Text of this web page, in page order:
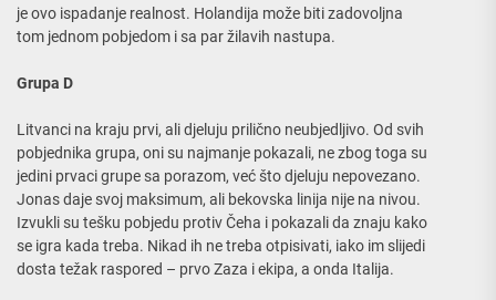
je ovo ispadanje realnost. Holandija može biti zadovoljna
tom jednom pobjedom i sa par žilavih nastupa.
Grupa D
Litvanci na kraju prvi, ali djeluju prilično neubjedljivo. Od svih
pobjednika grupa, oni su najmanje pokazali, ne zbog toga su
jedini prvaci grupe sa porazom, već što djeluju nepovezano.
Jonas daje svoj maksimum, ali bekovska linija nije na nivou.
Izvukli su tešku pobjedu protiv Čeha i pokazali da znaju kako
se igra kada treba. Nikad ih ne treba otpisivati, iako im slijedi
dosta težak raspored – prvo Zaza i ekipa, a onda Italija.